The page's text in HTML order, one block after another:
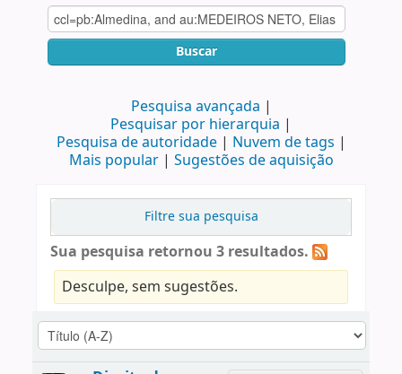
Buscar
Pesquisa avançada
Pesquisar por hierarquia
Pesquisa de autoridade
Nuvem de tags
Mais popular
Sugestões de aquisição
Filtre sua pesquisa
Sua pesquisa retornou 3 resultados.
Desculpe, sem sugestões.